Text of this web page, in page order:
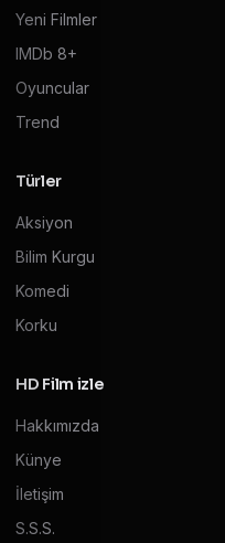
Yeni Filmler
IMDb 8+
Oyuncular
Trend
Türler
Aksiyon
Bilim Kurgu
Komedi
Korku
HD Film izle
Hakkımızda
Künye
İletişim
S.S.S.